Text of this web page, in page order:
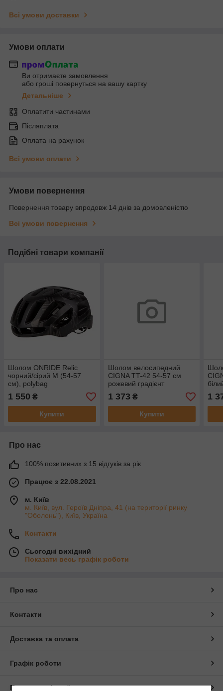
Всі умови доставки
Умови оплати
Ви отримаєте замовлення
або гроші повернуться на вашу картку
Детальніше
Оплатити частинами
Післяплата
Оплата на рахунок
Всі умови оплати
Умови повернення
Повернення товару впродовж 14 днів за домовленістю
Всі умови повернення
Подібні товари компанії
Шолом ONRIDE Relic
чорний/сірий M (54-57
см), polybag
1 550 ₴
Купити
Шолом велосипедний
CIGNA TT-42 54-57 см
рожевий градієнт
(брендоване пакування)
1 373 ₴
Купити
1
Про нас
100% позитивних з 15 відгуків за рік
Працює з 22.08.2021
м. Київ
м. Київ, вул. Героїв Дніпра, 41 (на території ринку
"Оболонь"), Київ, Україна
Контакти
Сьогодні вихідний
Показати весь графік роботи
Про нас
Контакти
Доставка та оплата
Графік роботи
Повна версія сайту